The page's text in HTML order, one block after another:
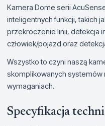
Kamera Dome serii
inteligentnych funkcji, takich
przekroczenie linii, detekcja
człowiek/pojazd oraz
Wszystko to czyni naszą
skomplikowanych systemów
wymaganiach.
Specyfikacja